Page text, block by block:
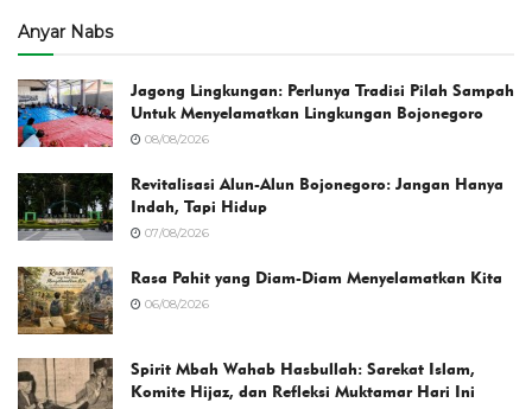
Anyar Nabs
Jagong Lingkungan: Perlunya Tradisi Pilah Sampah
Untuk Menyelamatkan Lingkungan Bojonegoro
08/08/2026
Revitalisasi Alun-Alun Bojonegoro: Jangan Hanya
Indah, Tapi Hidup
07/08/2026
Rasa Pahit yang Diam-Diam Menyelamatkan Kita
06/08/2026
Spirit Mbah Wahab Hasbullah: Sarekat Islam,
Komite Hijaz, dan Refleksi Muktamar Hari Ini